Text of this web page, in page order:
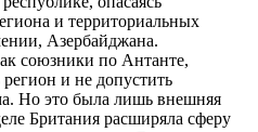
и территориальных
Азербайджана.
союзники по Антанте,
и не допустить
Но это была лишь внешняя
Британия расширяла сферу